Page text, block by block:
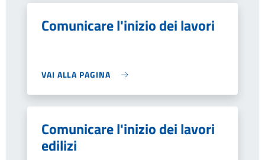
Comunicare l'inizio dei lavori
VAI ALLA PAGINA
Comunicare l'inizio dei lavori
edilizi